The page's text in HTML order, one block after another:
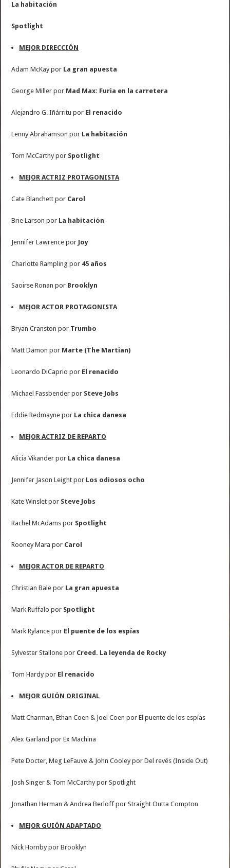
La habitación
Spotlight
MEJOR DIRECCIÓN
Adam McKay por La gran apuesta
George Miller por Mad Max: Furia en la carretera
Alejandro G. Iñárritu por El renacido
Lenny Abrahamson por La habitación
Tom McCarthy por Spotlight
MEJOR ACTRIZ PROTAGONISTA
Cate Blanchett por Carol
Brie Larson por La habitación
Jennifer Lawrence por Joy
Charlotte Rampling por 45 años
Saoirse Ronan por Brooklyn
MEJOR ACTOR PROTAGONISTA
Bryan Cranston por Trumbo
Matt Damon por Marte (The Martian)
Leonardo DiCaprio por El renacido
Michael Fassbender por Steve Jobs
Eddie Redmayne por La chica danesa
MEJOR ACTRIZ DE REPARTO
Alicia Vikander por La chica danesa
Jennifer Jason Leight por Los odiosos ocho
Kate Winslet por Steve Jobs
Rachel McAdams por Spotlight
Rooney Mara por Carol
MEJOR ACTOR DE REPARTO
Christian Bale por La gran apuesta
Mark Ruffalo por Spotlight
Mark Rylance por El puente de los espías
Sylvester Stallone por Creed. La leyenda de Rocky
Tom Hardy por El renacido
MEJOR GUIÓN ORIGINAL
Matt Charman, Ethan Coen & Joel Coen por El puente de los espías
Alex Garland por Ex Machina
Pete Docter, Meg LeFauve & John Cooley por Del revés (Inside Out)
Josh Singer & Tom McCarthy por Spotlight
Jonathan Herman & Andrea Berloff por Straight Outta Compton
MEJOR GUIÓN ADAPTADO
Nick Hornby por Brooklyn